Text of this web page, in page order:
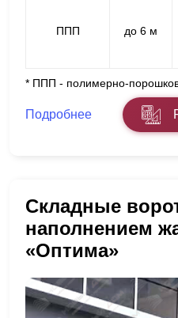
ППП до 6 м
* ППП - полимерно-
Подробнее
Складные
наполнением
«Оптима»